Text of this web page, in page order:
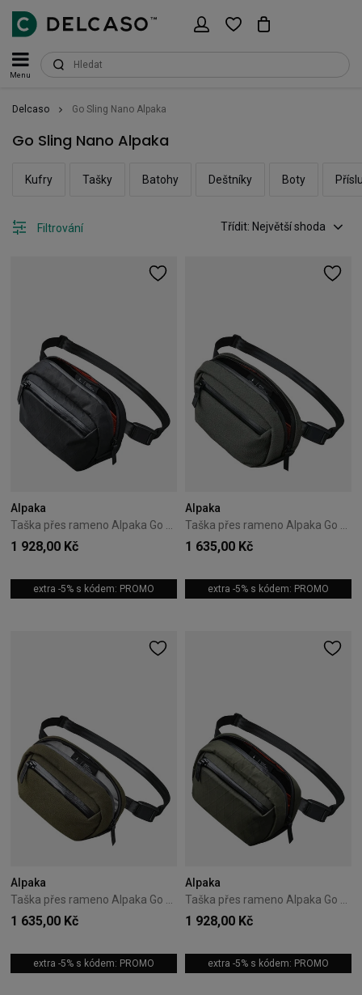
Menu
Delcaso Go Sling Nano Alpaka
Go Sling Nano Alpaka
Kufry Tašky Batohy Deštníky Boty
Třídit: Největší shoda
Filtrování
Alpaka
1 928,00 Kč
extra -5% s kódem: PROMO
Alpaka
1 635,00 Kč
extra -5% s kódem: PROMO
Alpaka
Taška přes rameno Alpaka Go Sling Nano Axoflux - Army Green
1 635,00 Kč
extra -5% s kódem: PROMO
Alpaka
Taška přes rameno Alpaka Go Sling Nano X-Pac - Dark Green
1 928,00 Kč
extra -5% s kódem: PROMO